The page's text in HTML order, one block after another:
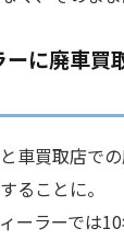
に廃車買
車買取店で
ることに。
ーラーでは